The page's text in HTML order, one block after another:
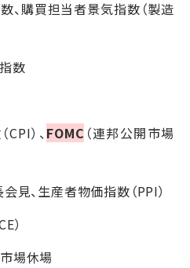
、購買担当者景気指数（製造
数
）、FOMC （連邦公開市場
見、生産者物価指数（PPI）
）
場休場